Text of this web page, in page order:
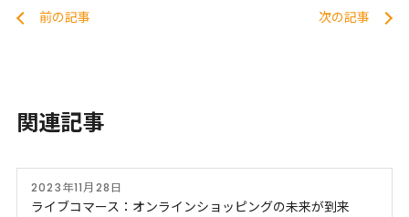
前の記事 次の記事
関連記事
2023年11月28日
ライブコマース：オンラインショッピングの未来が到来